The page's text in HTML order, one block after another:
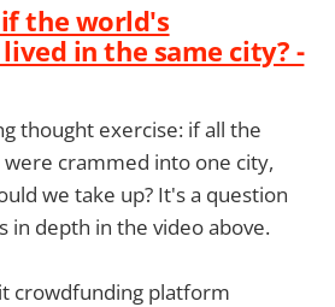
if the world's
in the same city? -
thought exercise: if all the
crammed into one city,
we take up? It's a question
in depth in the video above.
crowdfunding platform